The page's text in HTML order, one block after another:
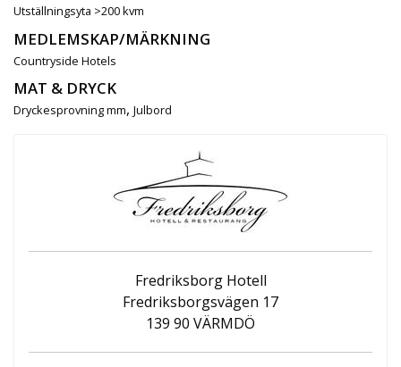
Utställningsyta >200 kvm
MEDLEMSKAP/MÄRKNING
Countryside Hotels
MAT & DRYCK
Dryckesprovning mm, Julbord
Fredriksborg Hotell
Fredriksborgsvägen 17
139 90 VÄRMDÖ